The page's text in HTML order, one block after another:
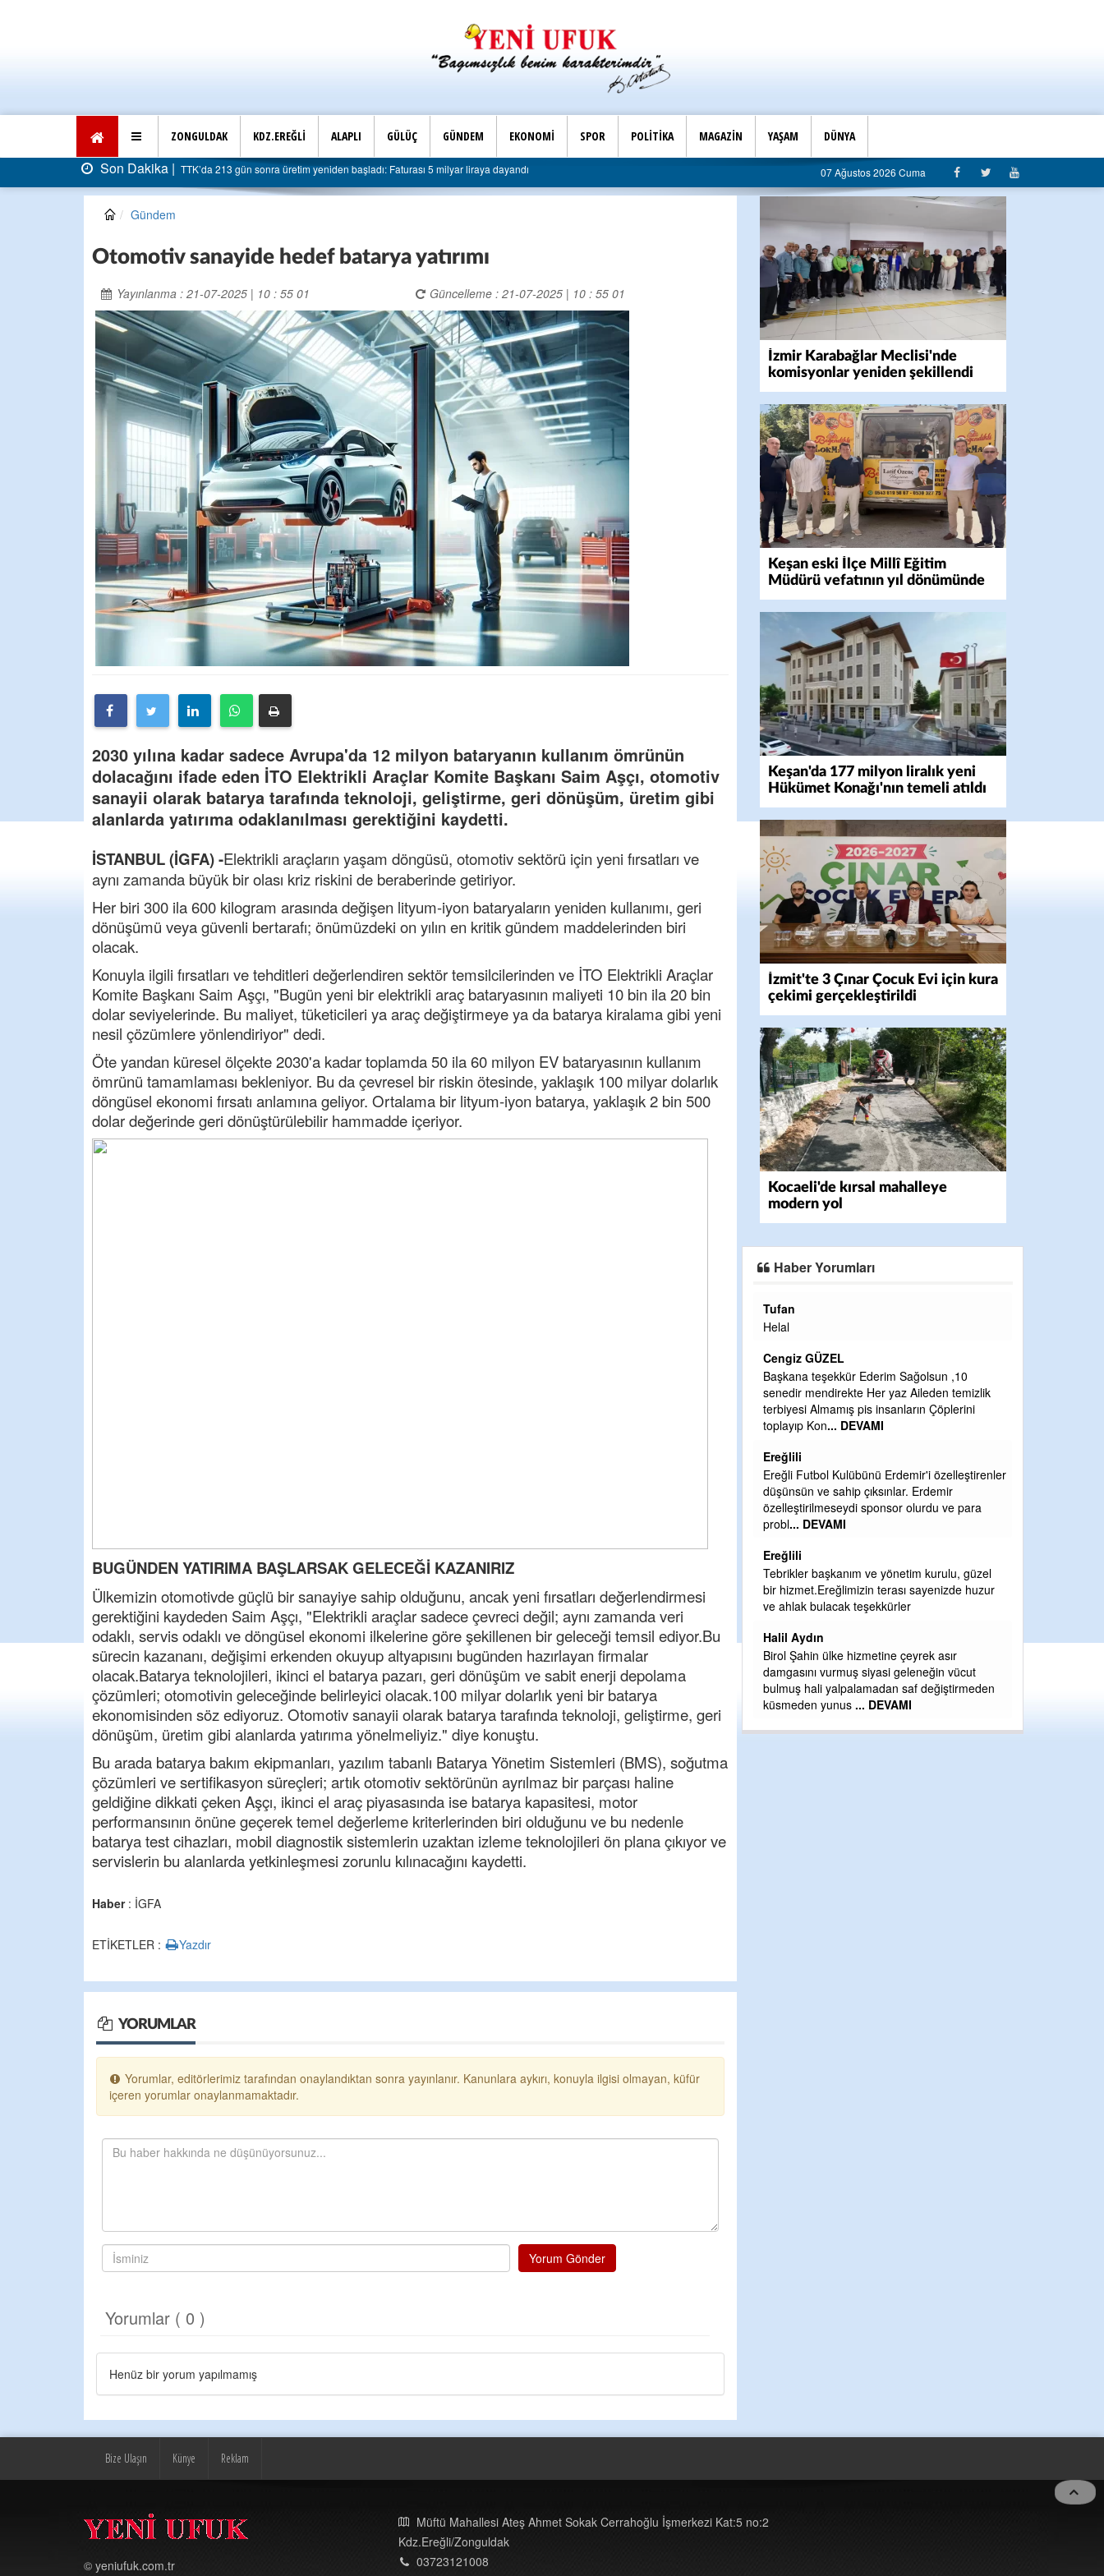
ZONGULDAK KDZ.EREĞLİ ALAPLI GÜLÜÇ GÜNDEM EKONOMİ SPOR POLİTİKA MAGAZİN YAŞAM DÜNYA
Son Dakika | AK Parti Ereğli İlçe Başkanlığı’ndan belediyeye sert eleştiri: “Algı siyaseti değil, hizmet belediyeciliği” 07 Ağustos 2026 Cuma
Gündem
Otomotiv sanayide hedef batarya yatırımı
Yayınlanma : 21-07-2025 | 10 : 55 01 Güncelleme : 21-07-2025 | 10 : 55 01
2030 yılına kadar sadece Avrupa'da 12 milyon bataryanın kullanım ömrünün
dolacağını ifade eden İTO Elektrikli Araçlar Komite Başkanı Saim Aşçı, otomotiv
sanayii olarak batarya tarafında teknoloji, geliştirme, geri dönüşüm, üretim gibi
alanlarda yatırıma odaklanılması gerektiğini kaydetti.
İSTANBUL (İGFA) -Elektrikli araçların yaşam döngüsü, otomotiv sektörü için yeni fırsatları ve
aynı zamanda büyük bir olası kriz riskini de beraberinde getiriyor.
Her biri 300 ila 600 kilogram arasında değişen lityum-iyon bataryaların yeniden kullanımı, geri
dönüşümü veya güvenli bertarafı; önümüzdeki on yılın en kritik gündem maddelerinden biri
olacak.
Konuyla ilgili fırsatları ve tehditleri değerlendiren sektör temsilcilerinden ve İTO Elektrikli Araçlar
Komite Başkanı Saim Aşçı, "Bugün yeni bir elektrikli araç bataryasının maliyeti 10 bin ila 20 bin
dolar seviyelerinde. Bu maliyet, tüketicileri ya araç değiştirmeye ya da batarya kiralama gibi yeni
nesil çözümlere yönlendiriyor" dedi.
Öte yandan küresel ölçekte 2030'a kadar toplamda 50 ila 60 milyon EV bataryasının kullanım
ömrünü tamamlaması bekleniyor. Bu da çevresel bir riskin ötesinde, yaklaşık 100 milyar dolarlık
döngüsel ekonomi fırsatı anlamına geliyor. Ortalama bir lityum-iyon batarya, yaklaşık 2 bin 500
dolar değerinde geri dönüştürülebilir hammadde içeriyor.
BUGÜNDEN YATIRIMA BAŞLARSAK GELECEĞİ KAZANIRIZ
Ülkemizin otomotivde güçlü bir sanayiye sahip olduğunu, ancak yeni fırsatları değerlendirmesi
gerektiğini kaydeden Saim Aşçı, "Elektrikli araçlar sadece çevreci değil; aynı zamanda veri
odaklı, servis odaklı ve döngüsel ekonomi ilkelerine göre şekillenen bir geleceği temsil ediyor.Bu
sürecin kazananı, değişimi erkenden okuyup altyapısını bugünden hazırlayan firmalar
olacak.Batarya teknolojileri, ikinci el batarya pazarı, geri dönüşüm ve sabit enerji depolama
çözümleri; otomotivin geleceğinde belirleyici olacak.100 milyar dolarlık yeni bir batarya
ekonomisinden söz ediyoruz. Otomotiv sanayii olarak batarya tarafında teknoloji, geliştirme, geri
dönüşüm, üretim gibi alanlarda yatırıma yönelmeliyiz." diye konuştu.
Bu arada batarya bakım ekipmanları, yazılım tabanlı Batarya Yönetim Sistemleri (BMS), soğutma
çözümleri ve sertifikasyon süreçleri; artık otomotiv sektörünün ayrılmaz bir parçası haline
geldiğine dikkati çeken Aşçı, ikinci el araç piyasasında ise batarya kapasitesi, motor
performansının önüne geçerek temel değerleme kriterlerinden biri olduğunu ve bu nedenle
batarya test cihazları, mobil diagnostik sistemlerin uzaktan izleme teknolojileri ön plana çıkıyor ve
servislerin bu alanlarda yetkinleşmesi zorunlu kılınacağını kaydetti.
Haber: İGFA
ETİKETLER : Yazdır
YORUMLAR
Yorumlar, editörlerimiz tarafından onaylandıktan sonra yayınlanır. Kanunlara aykırı, konuyla ilgisi olmayan, küfür
içeren yorumlar onaylanmamaktadır.
Yorum Gönder
Yorumlar ( 0 )
Henüz bir yorum yapılmamış
İzmir Karabağlar Meclisi'nde
komisyonlar yeniden şekillendi
Keşan eski İlçe Millî Eğitim
Müdürü vefatının yıl dönümünde
anıldı
Keşan'da 177 milyon liralık yeni
Hükümet Konağı'nın temeli atıldı
İzmit'te 3 Çınar Çocuk Evi için kura
çekimi gerçekleştirildi
Kocaeli'de kırsal mahalleye
modern yol
Haber Yorumları
Tebrikler başkanım ve yönetim kurulu, güzel
bir hizmet.Ereğlimizin terası sayenizde huzur
ve ahlak bulacak teşekkürler
Halil Aydın
Birol Şahin ülke hizmetine çeyrek asır
damgasını vurmuş siyasi geleneğin vücut
bulmuş hali yalpalamadan saf değiştirmeden
küsmeden yunus... DEVAMI
Halil Aydın
Çırak ustasından öğrenir kısmet bağlamayı...
CEVDET YILMAZ
GULDERE DERE ÇALIŞMALARI, SEKIZ YIL
ÖNCE ALKAYA TARAFINDAN BAŞLATILDI,
ETRASFINDA YERLEŞİM YERI OLMAYAN
DEVAMI
Şaban yavuz
Mekanı cennet olsun kederli ailesine Rabbim
Sabri Celil ihsan eylesin
Sebahattin özarslan
Günaydın hayırlı sabahlar dilerim
H BakiYüksel
Bize Ulaşın Künye Reklam
© yeniufuk.com.tr
Müftü Mahallesi Ateş Ahmet Sokak Cerrahoğlu İşmerkezi Kat:5 no:2
Kdz.Ereğli/Zonguldak
03723121008